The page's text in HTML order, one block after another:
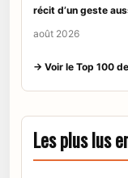
récit d’un geste
août 2026
→ Voir le Top 100
Les plus lus